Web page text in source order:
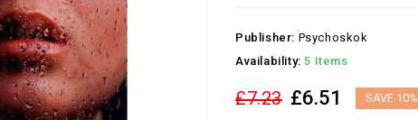
Publisher: Psychoskok
Availability: 5 Items
£7.23 £6.51 SAVE 10%